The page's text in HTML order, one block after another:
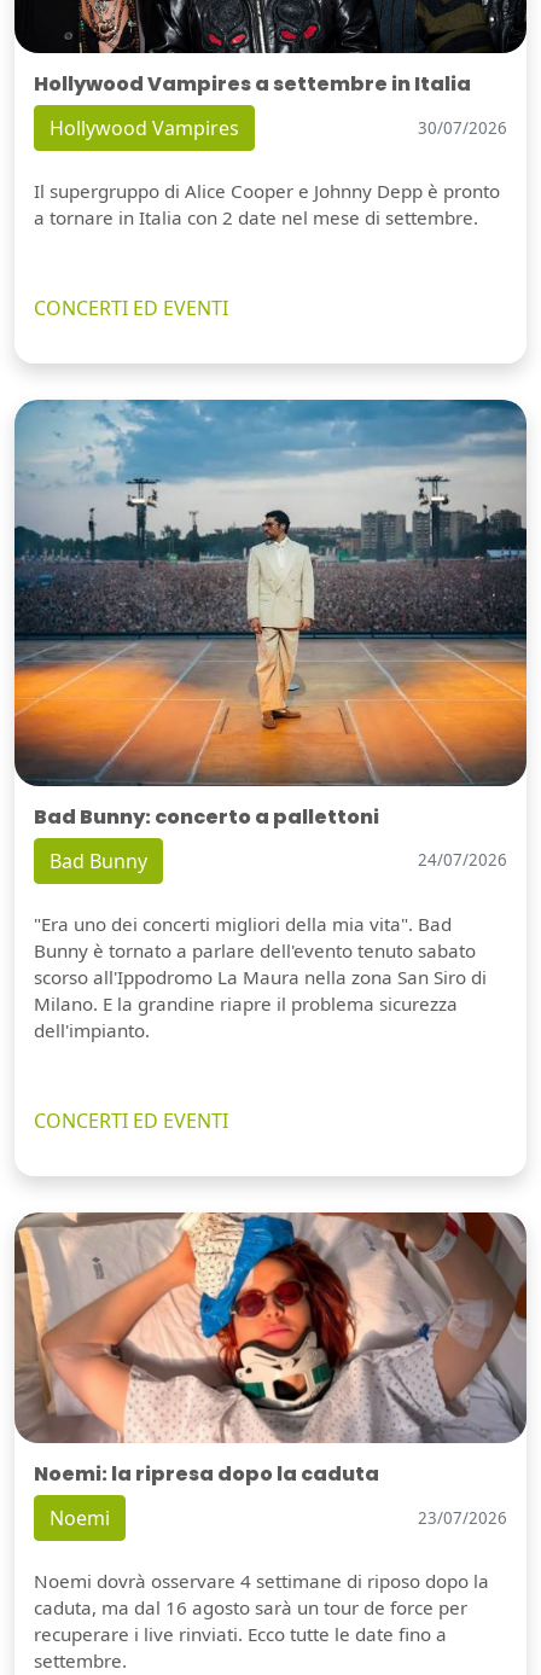
Hollywood Vampires a settembre in Italia
Hollywood Vampires 30/07/2026
Il supergruppo di Alice Cooper e Johnny Depp è pronto
a tornare in Italia con 2 date nel mese di settembre.
CONCERTI ED EVENTI
Bad Bunny: concerto a pallettoni
Bad Bunny 24/07/2026
"Era uno dei concerti migliori della mia vita". Bad
Bunny è tornato a parlare dell'evento tenuto sabato
scorso all'Ippodromo La Maura nella zona San Siro di
Milano. E la grandine riapre il problema sicurezza
dell'impianto.
CONCERTI ED EVENTI
Noemi: la ripresa dopo la caduta
Noemi 23/07/2026
Noemi dovrà osservare 4 settimane di riposo dopo la
caduta, ma dal 16 agosto sarà un tour de force per
recuperare i live rinviati. Ecco tutte le date fino a
settembre.